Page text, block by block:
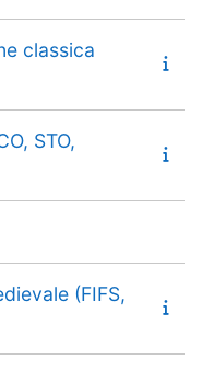
classica
STO,
(FIFS,